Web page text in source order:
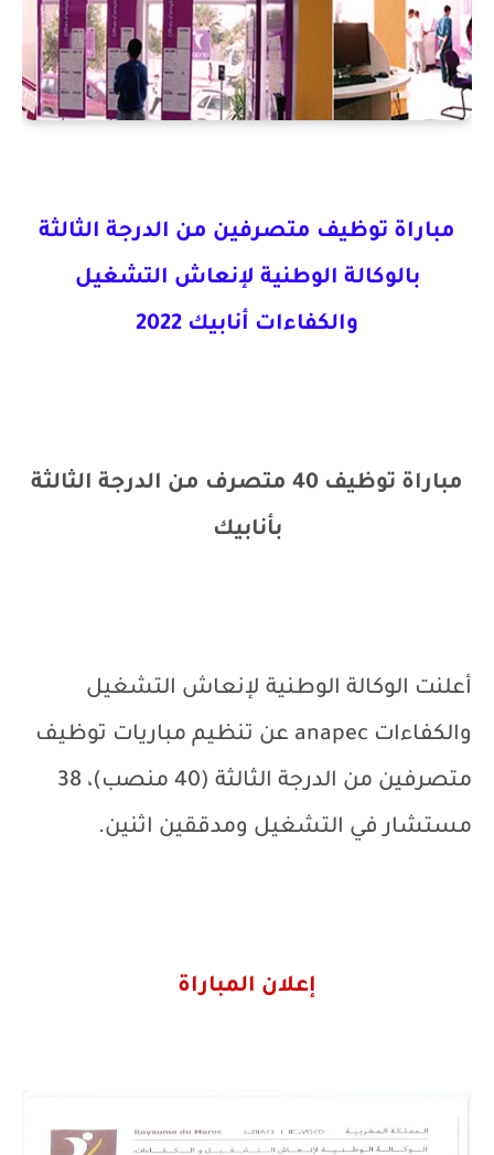
مباراة توظيف متصرفين من الدرجة الثالثة
بالوكالة الوطنية لإنعاش التشغيل
والكفاءات أنابيك 2022
مباراة توظيف 40 متصرف من الدرجة الثالثة
بأنابيك
أعلنت الوكالة الوطنية لإنعاش التشغيل
والكفاءات anapec عن تنظيم مباريات توظيف
متصرفين من الدرجة الثالثة (40 منصب)، 38
مستشار في التشغيل ومدققين اثنين.
إعلان المباراة